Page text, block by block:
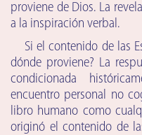
proviene de Dios. La
a la inspiración verbal.
Si el contenido de las
dónde proviene? La
condicionada
encuentro personal no
libro humano como
originó el contenido de